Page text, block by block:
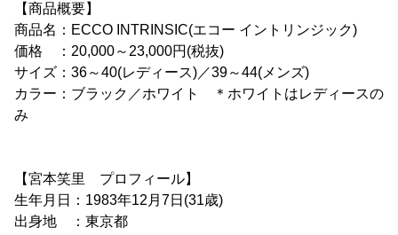
【商品概要】
商品名：ECCO INTRINSIC(エコー イントリンジック)
価格 ：20,000～23,000円(税抜)
サイズ：36～40(レディース)／39～44(メンズ)
カラー：ブラック／ホワイト ＊ホワイトはレディースの
み
【宮本笑里 プロフィール】
生年月日：1983年12月7日(31歳)
出身地 ：東京都